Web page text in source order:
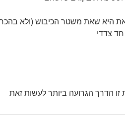
היא שאת משטר הכיבוש (ולא